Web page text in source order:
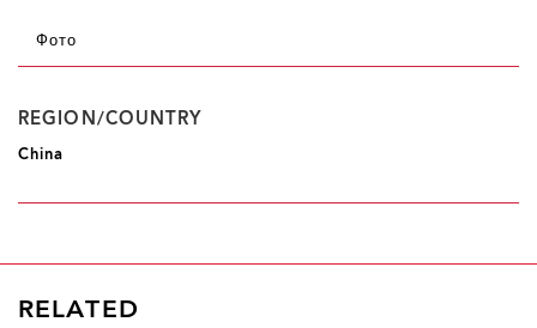
Фото
REGION/COUNTRY
China
RELATED